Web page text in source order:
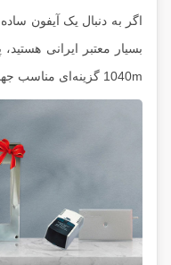
اگر به دنبال یک آیفون
بسیار معتبر ایرانی
1040m گزینه‌ای مناسب جهت خرید شما است.